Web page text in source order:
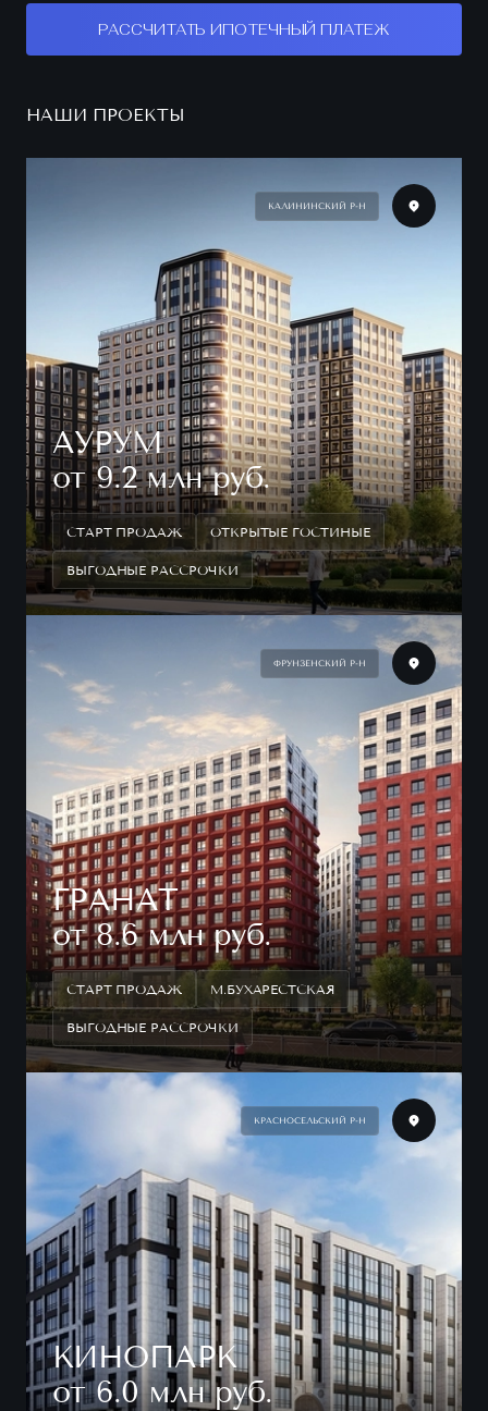
РАССЧИТАТЬ ИПОТЕЧНЫЙ ПЛАТЕЖ
НАШИ ПРОЕКТЫ
КАЛИНИНСКИЙ Р-Н
АУРУМ
от 9.2 млн руб.
СТАРТ ПРОДАЖ ОТКРЫТЫЕ ГОСТИНЫЕ
ВЫГОДНЫЕ РАССРОЧКИ
ФРУНЗЕНСКИЙ Р-Н
ГРАНАТ
от 8.6 млн руб.
СТАРТ ПРОДАЖ М.БУХАРЕСТСКАЯ
ВЫГОДНЫЕ РАССРОЧКИ
КРАСНОСЕЛЬСКИЙ Р-Н
КИНОПАРК
от 6.0 млн руб.